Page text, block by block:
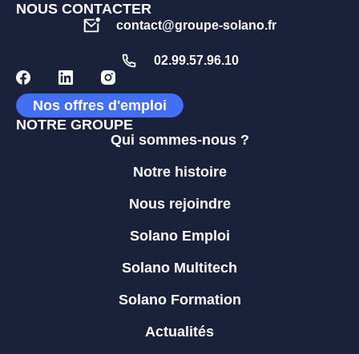
NOUS CONTACTER
contact@groupe-solano.fr
02.99.57.96.10
Nos offres d'emploi
NOTRE GROUPE
Qui sommes-nous ?
Notre histoire
Nous rejoindre
Solano Emploi
Solano Multitech
Solano Formation
Actualités